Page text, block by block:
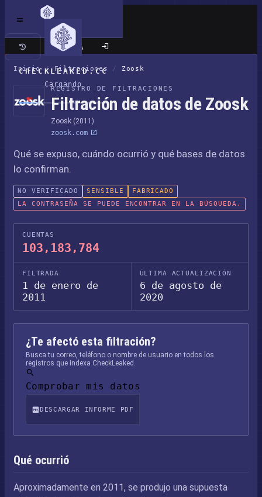
CHECKLEAKED.CC
Cargando
Sitio clásico
Inicio / Filtraciones / Zoosk
REGISTRO DE FILTRACIONES
Filtración de datos de Zoosk
Zoosk (2011)
zoosk.com
Qué se expuso, cuándo ocurrió y qué bases de datos
lo confirman.
NO VERIFICADO SENSIBLE
FABRICADO
LA CONTRASEÑA SE PUEDE ENCONTRAR EN LA BÚSQUEDA.
CUENTAS
103,183,784
FILTRADA
1 de enero de
2011
ÚLTIMA ACTUALIZACIÓN
6 de agosto de
2020
¿Te afectó esta filtración?
Busca tu correo, teléfono o nombre de usuario en todos los
registros que indexa CheckLeaked.
Comprobar mis datos
DESCARGAR INFORME PDF
Qué ocurrió
Aproximadamente en 2011, se produjo una supuesta